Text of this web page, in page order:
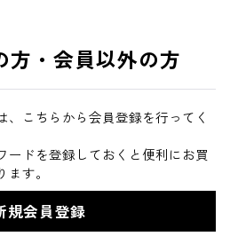
方・会員以外の方
、こちらから会員登録を行ってく
ードを登録しておくと便利にお買
す。